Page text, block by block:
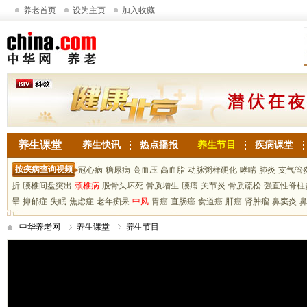
养老首页 设为主页 加入收藏
养生课堂 养生快讯 热点播报 养生节目 疾病课堂
按疾病查询视频 冠心病 糖尿病 高血压 高血脂 动脉粥样硬化 哮喘 肺炎 支气管
折 腰椎间盘突出 颈椎病 股骨头坏死 骨质增生 腰痛 关节炎 骨质疏松 强直性脊柱
晕 抑郁症 失眠 焦虑症 老年痴呆 中风 胃癌 直肠癌 食道癌 肝癌 肾肿瘤 鼻窦炎
中华养老网 养生课堂 养生节目